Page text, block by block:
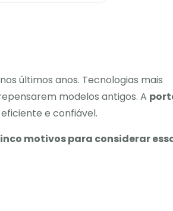
últimos anos. Tecnologias mais
modelos antigos. A
e confiável.
motivos para considerar